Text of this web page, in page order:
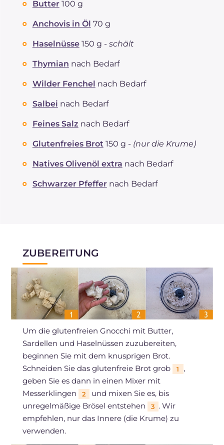
Butter 100 g
Anchovis in Öl 70 g
Haselnüsse 150 g - schält
Thymian nach Bedarf
Wilder Fenchel nach Bedarf
Salbei nach Bedarf
Feines Salz nach Bedarf
Glutenfreies Brot 150 g - (nur die Krume)
Natives Olivenöl extra nach Bedarf
Schwarzer Pfeffer nach Bedarf
ZUBEREITUNG
Um die glutenfreien Gnocchi mit Butter,
Sardellen und Haselnüssen zuzubereiten,
beginnen Sie mit dem knusprigen Brot.
Schneiden Sie das glutenfreie Brot grob
1
,
geben Sie es dann in einen Mixer mit
Messerklingen
2
und mixen Sie es, bis
unregelmäßige Brösel entstehen
3 . Wir
empfehlen, nur das Innere (die Krume) zu
verwenden.